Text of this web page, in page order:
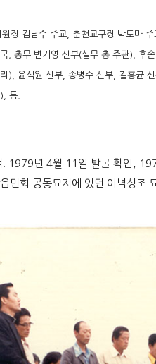
장 김남수 주교, 춘천교구장 박토마
, 총무 변기영 신부(실무 총 주관), 후
), 윤석원 신부, 송병수 신부, 길홍균
등.
. 1979년 4월 11일 발굴 확인,
민회 공동묘지에 있던 이벽성조